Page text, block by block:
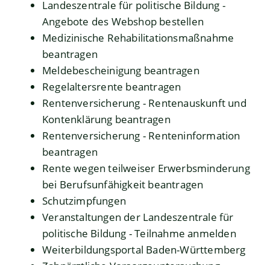
Landeszentrale für politische Bildung -
Angebote des Webshop bestellen
Medizinische Rehabilitationsmaßnahme
beantragen
Meldebescheinigung beantragen
Regelaltersrente beantragen
Rentenversicherung - Rentenauskunft und
Kontenklärung beantragen
Rentenversicherung - Renteninformation
beantragen
Rente wegen teilweiser Erwerbsminderung
bei Berufsunfähigkeit beantragen
Schutzimpfungen
Veranstaltungen der Landeszentrale für
politische Bildung - Teilnahme anmelden
Weiterbildungsportal Baden-Württemberg